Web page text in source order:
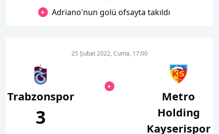
Adriano'nun golü ofsayta takıldı
Trabzonspor
3
25 Şubat 2022, Cuma, 17:00
Metro
Holding
Kayserispor